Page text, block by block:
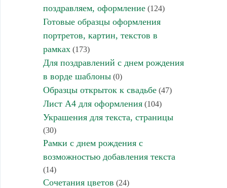
поздравляем, оформление(124)
Готовые образцы оформления
портретов, картин, текстов в
рамках(173)
Для поздравлений с днем рождения
в ворде шаблоны(0)
Образцы открыток к свадьбе(47)
Лист А4 для оформления(104)
Украшения для текста, страницы
(30)
Рамки с днем рождения с
возможностью добавления текста
(14)
Сочетания цветов (24)